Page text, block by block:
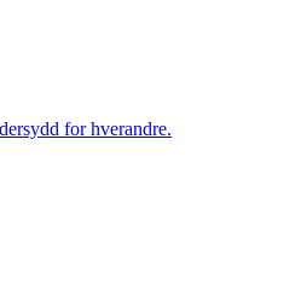
for hverandre.